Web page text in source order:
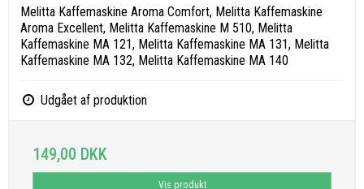
Melitta Kaffemaskine Aroma Comfort, Melitta Kaffemaskine
Aroma Excellent, Melitta Kaffemaskine M 510, Melitta
Kaffemaskine MA 121, Melitta Kaffemaskine MA 131, Melitta
Kaffemaskine MA 132, Melitta Kaffemaskine MA 140
Udgået af produktion
149,00 DKK
Vis produkt